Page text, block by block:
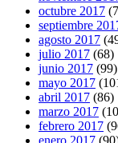
octubre 2017
septiembre
agosto 2017
julio 2017 (68)
junio 2017 (99)
mayo 2017
abril 2017 (86)
marzo 2017
febrero 2017
enero 2017